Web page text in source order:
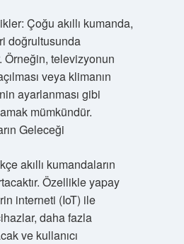
Çoğu akıllı kumanda,
doğrultusunda
Örneğin, televizyonun
veya klimanın
ayarlanması gibi
mümkündür.
Geleceği
akıllı kumandaların
Özellikle yapay
interneti (IoT) ile
daha fazla
ve kullanıcı